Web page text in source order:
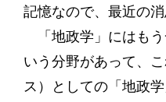
記憶なので、最近の
「地政学」にはもう
いう分野があって、
ス）としての「地政